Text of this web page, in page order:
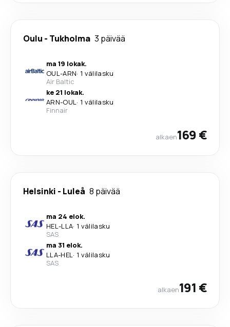
Oulu - Tukholma 3 päivää
ma 19 lokak.
OUL-ARN· 1 välilasku
Air Baltic
ke 21 lokak.
ARN-OUL· 1 välilasku
Finnair
alkaen169 €
Helsinki - Luleå 8 päivää
ma 24 elok.
HEL-LLA· 1 välilasku
SAS
ma 31 elok.
LLA-HEL· 1 välilasku
SAS
alkaen191 €